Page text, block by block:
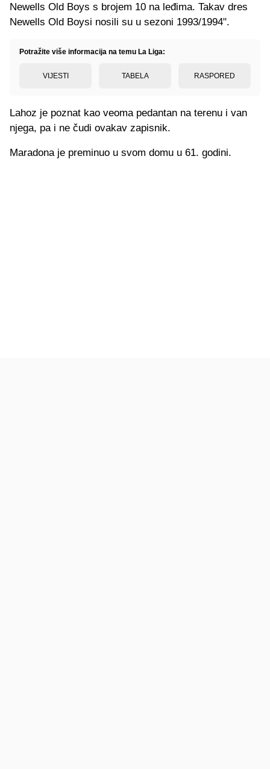
Newells Old Boys s brojem 10 na leđima. Takav dres
Newells Old Boysi nosili su u sezoni 1993/1994".
Potražite više informacija na temu La Liga:
VIJESTI TABELA RASPORED
Lahoz je poznat kao veoma pedantan na terenu i van
njega, pa i ne čudi ovakav zapisnik.
Maradona je preminuo u svom domu u 61. godini.